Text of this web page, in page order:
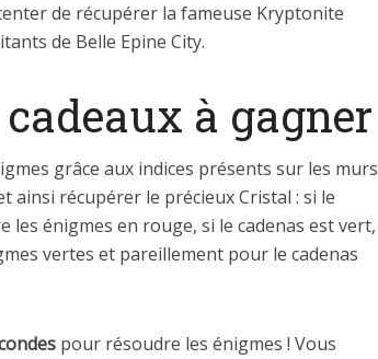
de récupérer la fameuse Kryptonite
de Belle Epine City.
à gagner
grâce aux indices présents sur les murs
récupérer le précieux Cristal : si le
les énigmes en rouge, si le cadenas est vert,
vertes et pareillement pour le cadenas
pour résoudre les énigmes ! Vous